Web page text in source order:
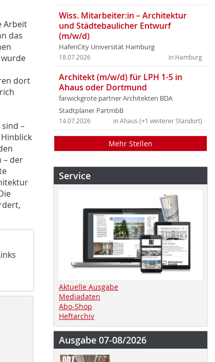
Arbeit
das
dort
–
– der
Wiss. Mitarbeiter:in – Architektur
und Städtebaulicher Entwurf
(m/w/d)
HafenCity Universität Hamburg
in Hamburg
18.07.2026
Architekt (m/w/d) für LPH 1-5 in
Ahaus oder Dortmund
farwickgrote partner Architekten BDA
Stadtplaner PartmbB
in Ahaus (+1 weiterer Standort)
14.07.2026
Mehr Stellen
Service
Aktuelle Ausgabe
Mediadaten
Abo-Shop
Heftarchiv
Ausgabe 07-08/2026